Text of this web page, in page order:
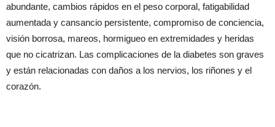
abundante, cambios rápidos en el peso corporal, fatigabilidad
aumentada y cansancio persistente, compromiso de conciencia,
visión borrosa, mareos, hormigueo en extremidades y heridas
que no cicatrizan. Las complicaciones de la diabetes son graves
y están relacionadas con daños a los nervios, los riñones y el
corazón.